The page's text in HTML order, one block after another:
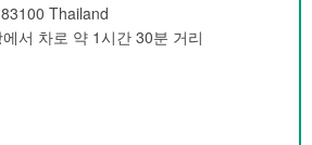
Thailand
서 차로 약 1시간 30분 거리